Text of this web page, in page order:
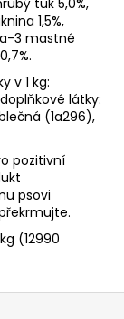
1,5%,
3 mastné
v 1 kg:
látky:
(1a296),
pozitivní
psovi
(12990